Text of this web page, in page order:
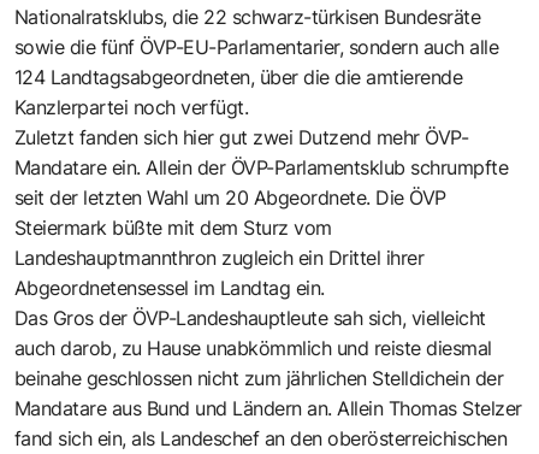
Nationalratsklubs, die 22 schwarz-türkisen Bundesräte
sowie die fünf ÖVP-EU-Parlamentarier, sondern auch alle
124 Landtagsabgeordneten, über die die amtierende
Kanzlerpartei noch verfügt.
Zuletzt fanden sich hier gut zwei Dutzend mehr ÖVP-
Mandatare ein. Allein der ÖVP-Parlamentsklub schrumpfte
seit der letzten Wahl um 20 Abgeordnete. Die ÖVP
Steiermark büßte mit dem Sturz vom
Landeshauptmannthron zugleich ein Drittel ihrer
Abgeordnetensessel im Landtag ein.
Das Gros der ÖVP-Landeshauptleute sah sich, vielleicht
auch darob, zu Hause unabkömmlich und reiste diesmal
beinahe geschlossen nicht zum jährlichen Stelldichein der
Mandatare aus Bund und Ländern an. Allein Thomas Stelzer
fand sich ein, als Landeschef an den oberösterreichischen